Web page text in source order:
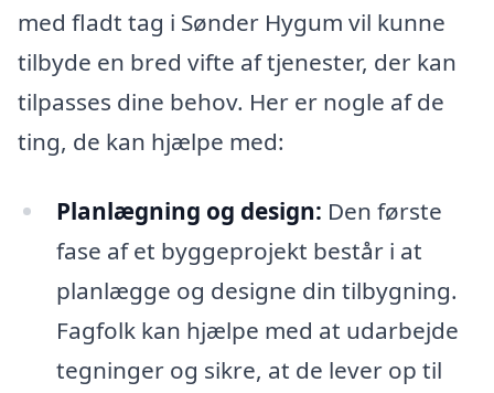
med fladt tag i Sønder Hygum vil kunne
tilbyde en bred vifte af tjenester, der kan
tilpasses dine behov. Her er nogle af de
ting, de kan hjælpe med:
Planlægning og design: Den første
fase af et byggeprojekt består i at
planlægge og designe din tilbygning.
Fagfolk kan hjælpe med at udarbejde
tegninger og sikre, at de lever op til